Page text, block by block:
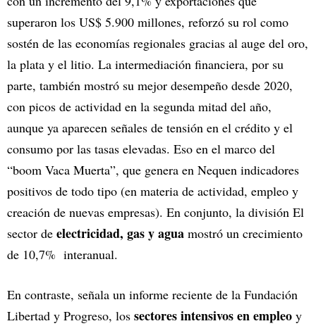
superaron los US$ 5.900 millones, reforzó su rol como
sostén de las economías regionales gracias al auge del oro,
la plata y el litio. La intermediación financiera, por su
parte, también mostró su mejor desempeño desde 2020,
con picos de actividad en la segunda mitad del año,
aunque ya aparecen señales de tensión en el crédito y el
consumo por las tasas elevadas. Eso en el marco del
“boom Vaca Muerta”, que genera en Nequen indicadores
positivos de todo tipo (en materia de actividad, empleo y
creación de nuevas empresas). En conjunto, la división El
sector de electricidad, gas y agua mostró un crecimiento
de 10,7% interanual.
En contraste, señala un informe reciente de la Fundación
Libertad y Progreso, los sectores intensivos en empleo y